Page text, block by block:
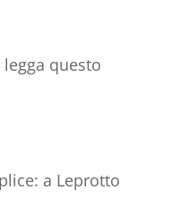
questo
a Leprotto